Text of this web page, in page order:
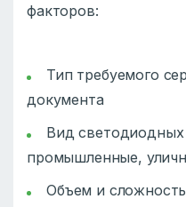
факторов:
Тип требуемого
документа
Вид
промышленные,
Объем и